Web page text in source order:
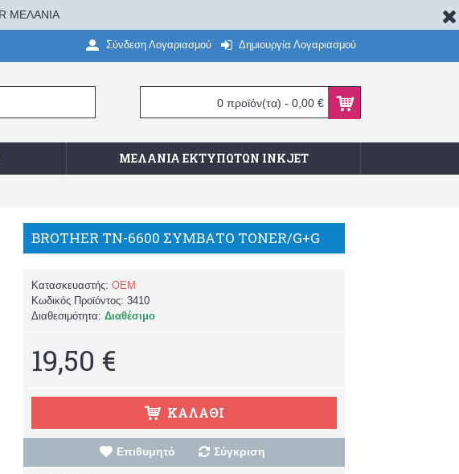
ΜΕΛΑΝΙΑ
Σύνδεση Λογαριασμού Δημιουργία Λογαριασμού
0 προϊόν(τα) - 0,00 €
ΜΕΛΆΝΙΑ ΕΚΤΥΠΩΤΏΝ INKJET
BROTHER TN-6600 ΣΥΜΒΑΤΟ TONER/G+G
Κατασκευαστής: OEM
Κωδικός Προϊόντος: 3410
Διαθεσιμότητα: Διαθέσιμο
19,50 €
ΚΑΛΆΘΙ
Επιθυμητό Σύγκριση